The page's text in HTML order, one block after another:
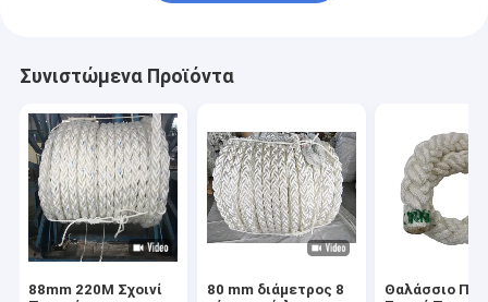
Συνιστώμενα Προϊόντα
88mm 220M Σχοινί
80 mm διάμετρος 8
Θαλάσσιο